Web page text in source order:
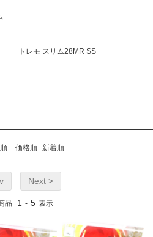
トレモ スリム28MR SS
価格順 新着順
Next >
品 1 - 5 表示